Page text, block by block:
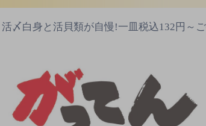
活〆白身と活貝類が自慢!一皿税込132円～